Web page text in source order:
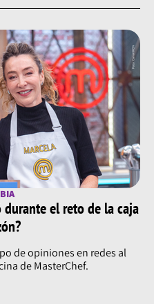
el reto de la caja
de opiniones en redes al
de MasterChef.